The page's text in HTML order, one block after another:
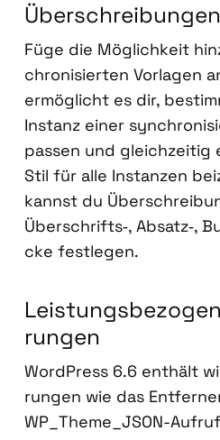
Über­schrei­bun­gen
Füge die Mög­lich­keit
chro­ni­sier­ten Vor­la­gen
ermög­licht es dir,
Instanz einer
pas­sen und gleich­zei­tig
Stil für alle Instan­zen
kannst du
Überschrifts‑, Absatz‑,
cke fest­le­gen.
run­gen
Word­Press 6.6 ent­hält
run­gen wie das
WP_­The­me_­J­SON-